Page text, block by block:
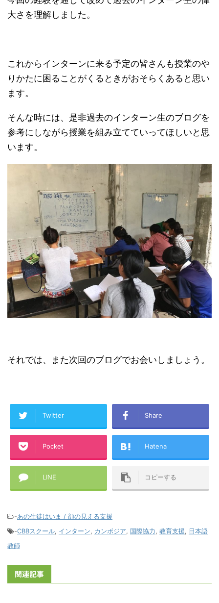
大さを理解しました。
これからインターンに来る予定の皆さんも授業のや
りかたに困ることがくるときがおそらくあると思い
ます。
そんな時には、是非過去のインターン生のブログを
参考にしながら授業を組み立てていってほしいと思
います。
それでは、また次回のブログでお会いしましょう。
Twitter Share
Pocket Hatena
LINE コピーする
-あの生徒はいま / 顔の見える支援
-CBBスクール, インターン, カンボジア, 国際協力, 教育支援, 日本語
教師
関連記事